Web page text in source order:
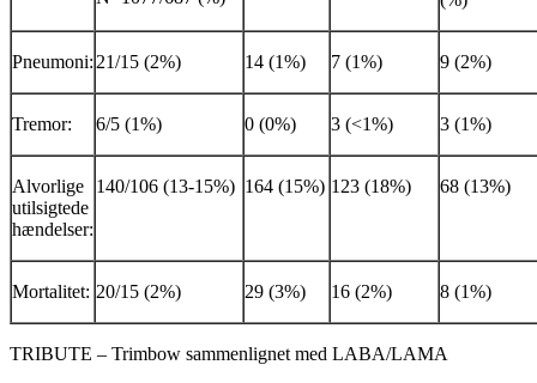
Pneumoni:21/15 (2%) 14 (1%) 7 (1%) 9 (2%)
Tremor: 6/5 (1%) 0 (0%) 3 (<1%) 3 (1%)
Alvorlige
utilsigtede
hændelser:
140/106 (13-15%) 164 (15%) 123 (18%) 68 (13%)
Mortalitet: 20/15 (2%) 29 (3%) 16 (2%) 8 (1%)
TRIBUTE – Trimbow sammenlignet med LABA/LAMA